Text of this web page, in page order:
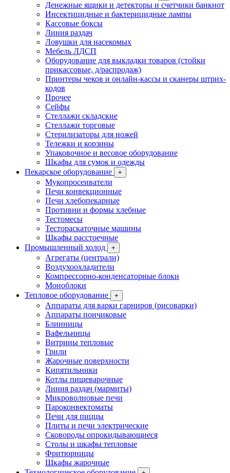
Денежные ящики и детекторы и счетчики банкнот
Инсектицидные и бактерицидные лампы
Кассовые боксы
Линия раздач
Ловушки для насекомых
Мебель ЛДСП
Оборудование для выкладки товаров (стойки
прикассовые, д/распродаж)
Принтеры чеков и онлайн-кассы и сканеры штрих-
кодов
Прочее
Сейфы
Стеллажи складские
Стеллажи торговые
Стерилизаторы для ножей
Тележки и корзины
Упаковочное и весовое оборудование
Шкафы для сумок и одежды
Пекарское оборудование
+
Мукопросеиватели
Печи конвекционные
Печи хлебопекарные
Противни и формы хлебные
Тестомесы
Тестораскаточные машины
Шкафы расстоечные
Промышленный холод
+
Агрегаты (централи)
Воздухоохладители
Компрессорно-конденсаторные блоки
Моноблоки
Тепловое оборудование
+
Аппараты для варки гарниров (рисоварки)
Аппараты пончиковые
Блинницы
Вафельницы
Витрины тепловые
Грили
Жарочные поверхности
Кипятильники
Котлы пищеварочные
Линия раздач (мармиты)
Микроволновые печи
Пароконвектоматы
Печи для пиццы
Плиты и печи электрические
Сковороды опрокидывающиеся
Столы и шкафы тепловые
Фритюрницы
Шкафы жарочные